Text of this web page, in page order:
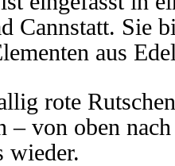
Cannstatt. Sie
aus
rote
– von oben
wieder.